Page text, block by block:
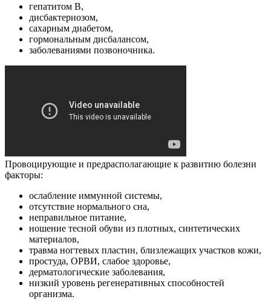
гепатитом В,
дисбактериозом,
сахарным диабетом,
гормональным дисбалансом,
заболеваниями позвоночника.
Провоцирующие и предрасполагающие к развитию болезни
факторы:
ослабление иммунной системы,
отсутствие нормального сна,
неправильное питание,
ношение тесной обуви из плотных, синтетических
материалов,
травма ногтевых пластин, близлежащих участков кожи,
простуда, ОРВИ, слабое здоровье,
дерматологические заболевания,
низкий уровень регенеративных способностей
организма.